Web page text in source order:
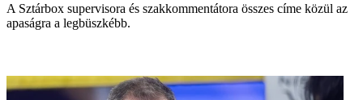
A Sztárbox supervisora és szakkommentátora összes címe közül az
apaságra a legbüszkébb.